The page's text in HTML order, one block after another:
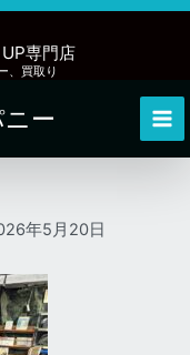
専門店
、買取り
ー
年5月20日